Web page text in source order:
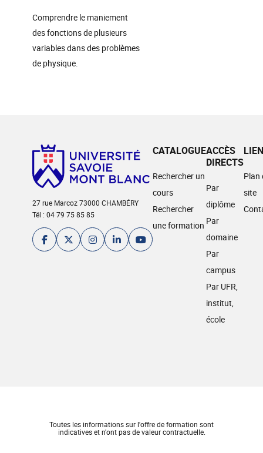
Comprendre le maniement
des fonctions de plusieurs
variables dans des problèmes
de physique.
27 rue Marcoz 73000 CHAMBÉRY
Tél : 04 79 75 85 85
CATALOGUE
Rechercher un
cours
Rechercher
une formation
ACCÈS
DIRECTS
Par
diplôme
Par
domaine
Par
campus
Par UFR,
institut,
école
Plan
site
Toutes les informations sur l'offre de formation sont
indicatives et n'ont pas de valeur contractuelle.